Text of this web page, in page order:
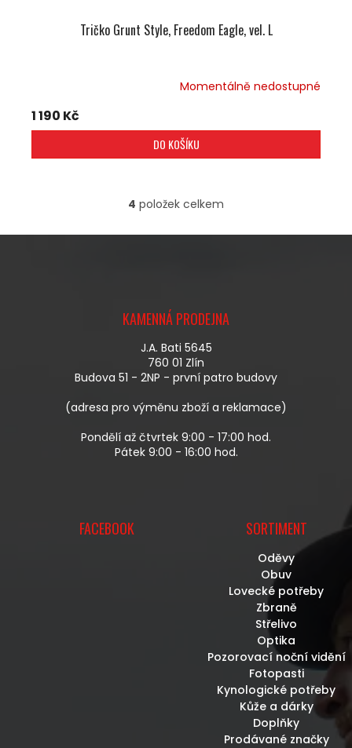
Tričko Grunt Style, Freedom Eagle, vel. L
Momentálně nedostupné
1 190 Kč
DO KOŠÍKU
O
L
Í
P
R
V
K
V
P
I
4 položek celkem
KAMENNÁ PRODEJNA
J.A. Bati 5645
760 01 Zlín
Budova 51 - 2NP - první patro budovy
(adresa pro výměnu zboží a reklamace)
Pondělí až čtvrtek 9:00 - 17:00 hod.
Pátek 9:00 - 16:00 hod.
FACEBOOK SORTIMENT
Oděvy
Obuv
Lovecké potřeby
Zbraně
Střelivo
Optika
Pozorovací noční vidění
Fotopasti
Kynologické potřeby
Kůže a dárky
Doplňky
Prodávané značky